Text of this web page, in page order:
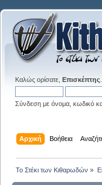
Καλώς ορίσατε, Επισκέπτης
Σύνδεση με όνομα, κωδικό
Αρχική Βοήθεια
Το Στέκι των Κιθαρωδών »